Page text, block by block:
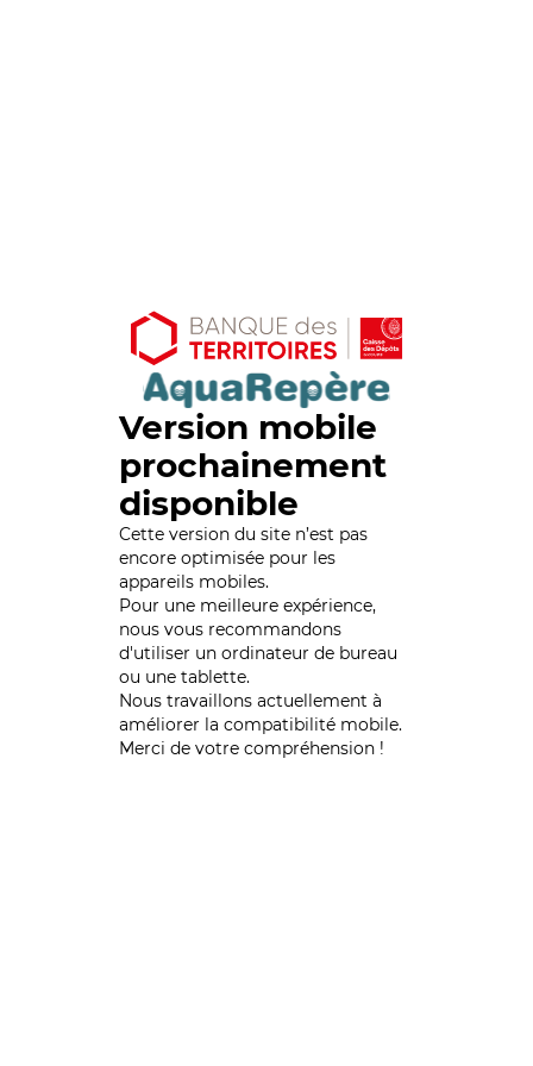
Version mobile
prochainement
disponible
Cette version du site n’est pas
encore optimisée pour les
appareils mobiles.
Pour une meilleure expérience,
nous vous recommandons
d'utiliser un ordinateur de bureau
ou une tablette.
Nous travaillons actuellement à
améliorer la compatibilité mobile.
Merci de votre compréhension !